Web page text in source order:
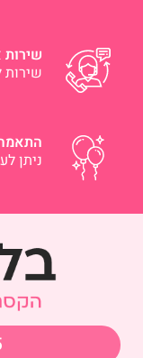
שירות
שירות
ניתן